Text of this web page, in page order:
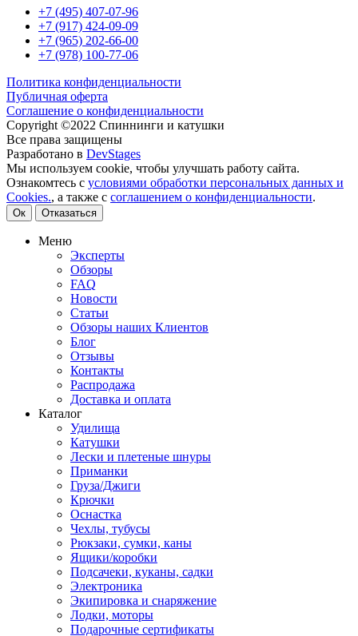
+7 (495) 407-07-96
+7 (917) 424-09-09
+7 (965) 202-66-00
+7 (978) 100-77-06
Политика конфиденциальности
Публичная оферта
Соглашение о конфиденциальности
Copyright ©2022 Спиннинги и катушки
Все права защищены
Разработано в DevStages
Мы используем cookie, чтобы улучшать работу сайта.
Ознакомтесь с условиями обработки персональных данных и
Cookies., а также с соглашением о конфиденциальности.
Ок Отказаться
Меню
Эксперты
Обзоры
FAQ
Новости
Статьи
Обзоры наших Клиентов
Блог
Отзывы
Контакты
Распродажа
Доставка и оплата
Каталог
Удилища
Катушки
Лески и плетеные шнуры
Приманки
Груза/Джиги
Крючки
Оснастка
Чехлы, тубусы
Рюкзаки, сумки, каны
Ящики/коробки
Подсачеки, куканы, садки
Электроника
Экипировка и снаряжение
Лодки, моторы
Подарочные сертификаты